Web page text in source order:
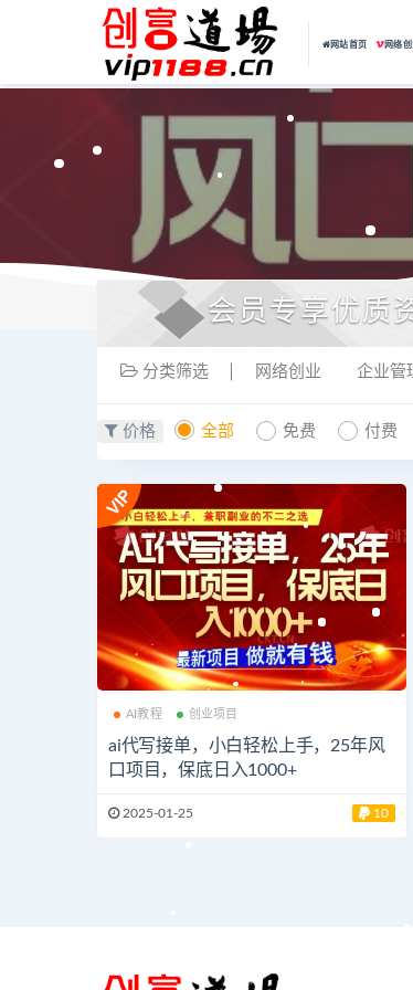
网站首页 网络创
会员专享优质
分类筛选 网络创业 企业管
价格 全部 免费 付费
AI教程 创业项目
ai代写接单，小白轻松上手，25年风
口项目，保底日入1000+
2025-01-25 10